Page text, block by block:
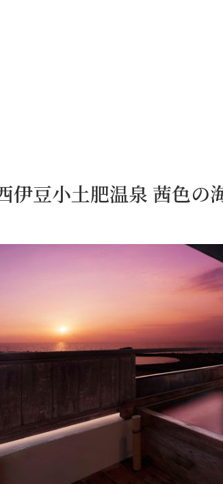
豆小土肥温泉 茜色の